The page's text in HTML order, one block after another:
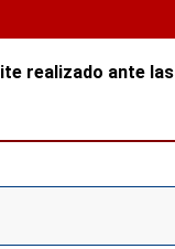
realizado ante las